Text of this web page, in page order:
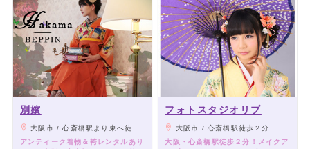
別嬪
大阪市 / 心斎橋駅より東へ徒歩5分
アンティーク着物＆袴レンタルあり
フォトスタジオリブ
大阪市 / 心斎橋駅徒歩２分
大阪・心斎橋駅徒歩２分！メイクア